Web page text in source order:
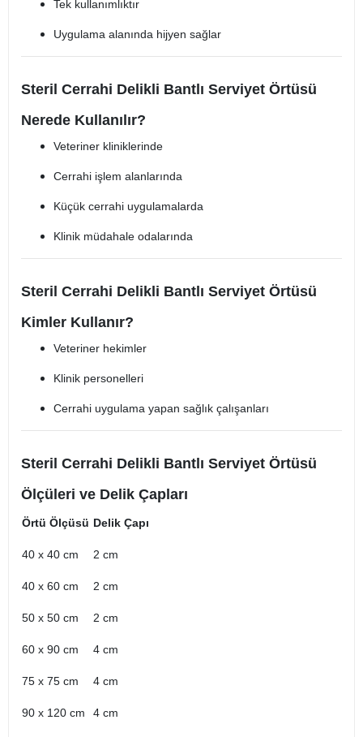
Tek kullanımlıktır
Uygulama alanında hijyen sağlar
Steril Cerrahi Delikli Bantlı Serviyet Örtüsü
Nerede Kullanılır?
Veteriner kliniklerinde
Cerrahi işlem alanlarında
Küçük cerrahi uygulamalarda
Klinik müdahale odalarında
Steril Cerrahi Delikli Bantlı Serviyet Örtüsü
Kimler Kullanır?
Veteriner hekimler
Klinik personelleri
Cerrahi uygulama yapan sağlık çalışanları
Steril Cerrahi Delikli Bantlı Serviyet Örtüsü
Ölçüleri ve Delik Çapları
Örtü Ölçüsü Delik Çapı
40 x 40 cm 2 cm
40 x 60 cm 2 cm
50 x 50 cm 2 cm
60 x 90 cm 4 cm
75 x 75 cm 4 cm
90 x 120 cm 4 cm